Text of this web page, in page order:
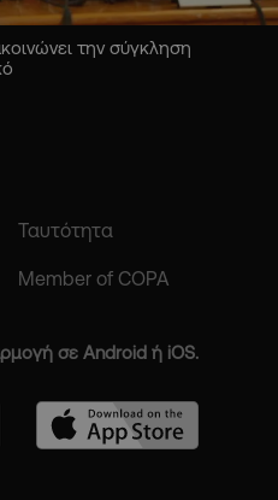
την σύγκληση
Ταυτότητα
Member of COPA
σε Android ή iOS.